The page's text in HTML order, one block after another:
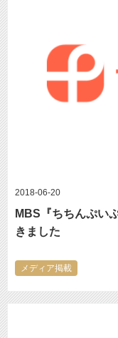
2018-06-20
MBS『ちちんぷい
きました
メディア掲載